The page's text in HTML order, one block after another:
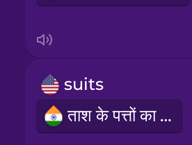
suits
ताश के पत्तों का रंग